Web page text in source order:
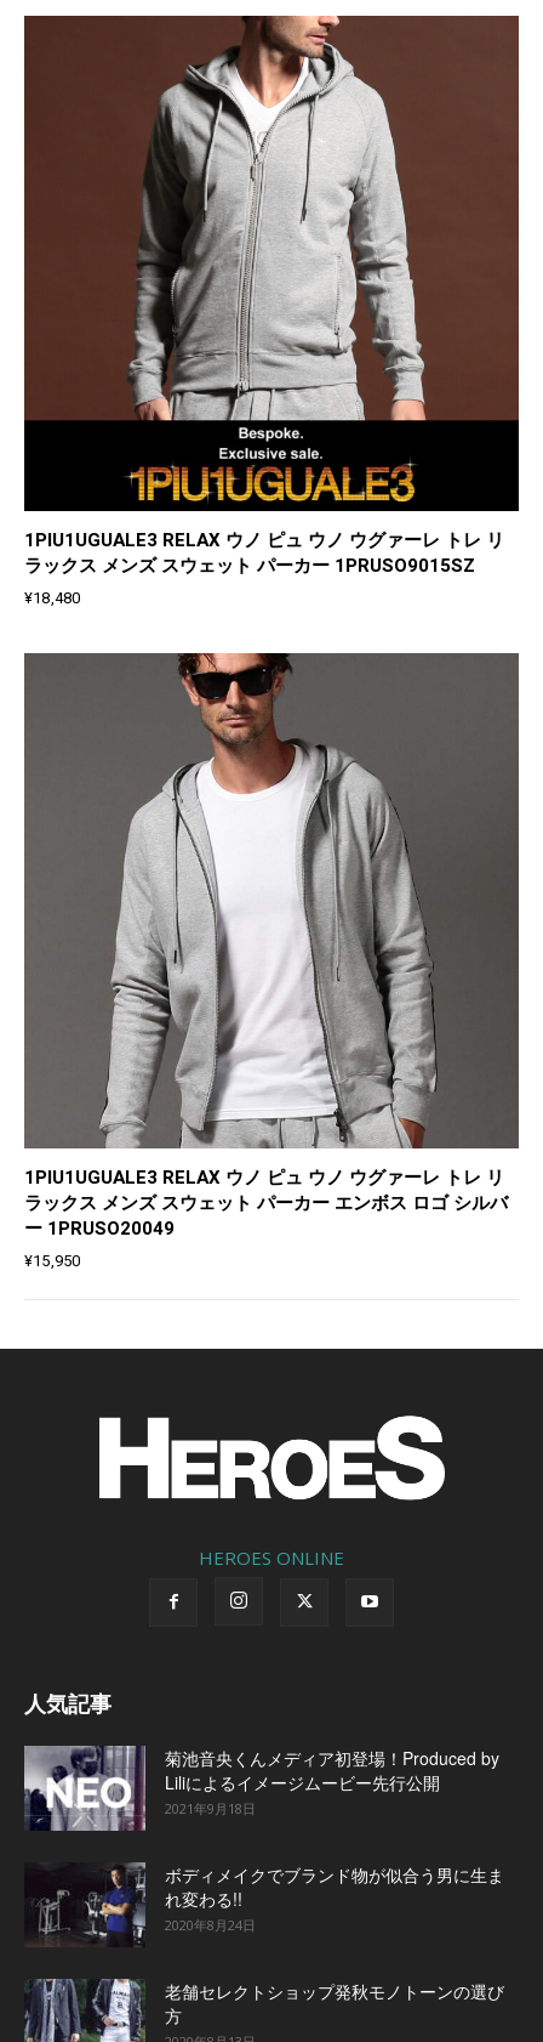
1PIU1UGUALE3 RELAX ウノ ピュ ウノ ウグァーレ トレ リ
ラックス メンズ スウェット パーカー 1PRUSO9015SZ
¥18,480
1PIU1UGUALE3 RELAX ウノ ピュ ウノ ウグァーレ トレ リ
ラックス メンズ スウェット パーカー エンボス ロゴ シルバ
ー 1PRUSO20049
¥15,950
HEROES ONLINE
人気記事
菊池音央くんメディア初登場！Produced by
Liliによるイメージムービー先行公開
2021年9月18日
ボディメイクでブランド物が似合う男に生ま
れ変わる!!
2020年8月24日
老舗セレクトショップ発秋モノトーンの選び
方